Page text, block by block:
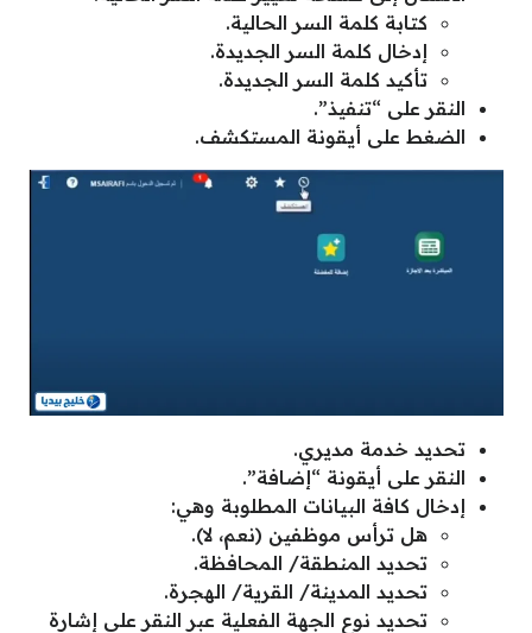
كتابة كلمة السر الحالية.
إدخال كلمة السر الجديدة.
تأكيد كلمة السر الجديدة.
النقر على “تنفيذ”.
الضغط على أيقونة المستكشف.
تحديد خدمة مديري.
النقر على أيقونة “إضافة”.
إدخال كافة البيانات المطلوبة وهي:
هل ترأس موظفين (نعم، لا).
تحديد المنطقة/ المحافظة.
تحديد المدينة/ القرية/ الهجرة.
تحديد نوع الجهة الفعلية عبر النقر على إشارة